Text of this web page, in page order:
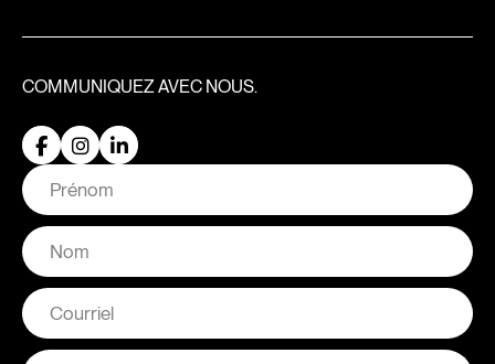
COMMUNIQUEZAVEC NOUS.
Nom
Prénom
Nom
Courriel
Comment